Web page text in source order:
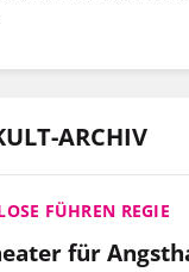
ARCHIV
FÜHREN REGIE
für